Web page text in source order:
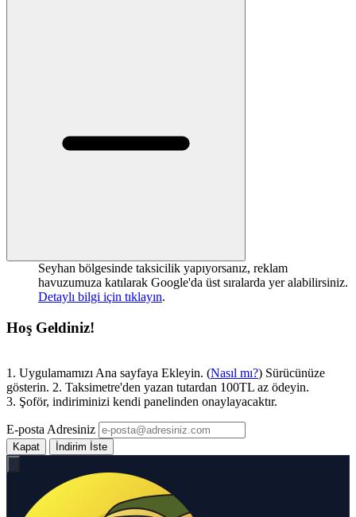
Seyhan bölgesinde taksicilik yapıyorsanız, reklam
havuzumuza katılarak Google'da üst sıralarda yer alabilirsiniz.
Detaylı bilgi için tıklayın.
Hoş Geldiniz!
1. Uygulamamızı Ana sayfaya Ekleyin. (Nasıl mı?) Sürücünüze
gösterin. 2. Taksimetre'den yazan tutardan 100TL az ödeyin.
3. Şoför, indiriminizi kendi panelinden onaylayacaktır.
E-posta Adresiniz
Kapat İndirim İste